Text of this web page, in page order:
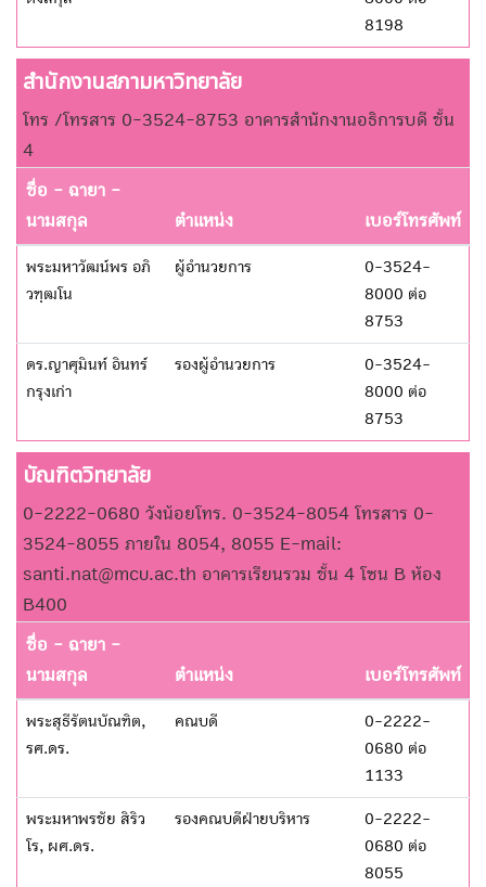
8198
สำนักงานสภามหาวิทยาลัย
โทร /โทรสาร 0-3524-8753 อาคารสำนักงานอธิการบดี ชั้น
4
ชื่อ - ฉายา -
นามสกุล
ตำแหน่ง เบอร์โทรศัพท์
พระมหาวัฒน์พร อภิ
วฑฺฒโน
ผู้อำนวยการ
0-3524-
8000 ต่อ
8753
ดร.ญาศุมินท์ อินทร์
กรุงเก่า
รองผู้อำนวยการ
0-3524-
8000 ต่อ
8753
บัณฑิตวิทยาลัย
0-2222-0680 วังน้อยโทร. 0-3524-8054 โทรสาร 0-
3524-8055 ภายใน 8054, 8055 E-mail:
santi.nat@mcu.ac.th อาคารเรียนรวม ชั้น 4 โซน B ห้อง
B400
ชื่อ - ฉายา -
นามสกุล
ตำแหน่ง เบอร์โทรศัพท์
พระสุธีรัตนบัณฑิต,
รศ.ดร.
คณบดี
0-2222-
0680 ต่อ
1133
พระมหาพรชัย สิริว
โร, ผศ.ดร.
รองคณบดีฝ่ายบริหาร
0-2222-
0680 ต่อ
8055